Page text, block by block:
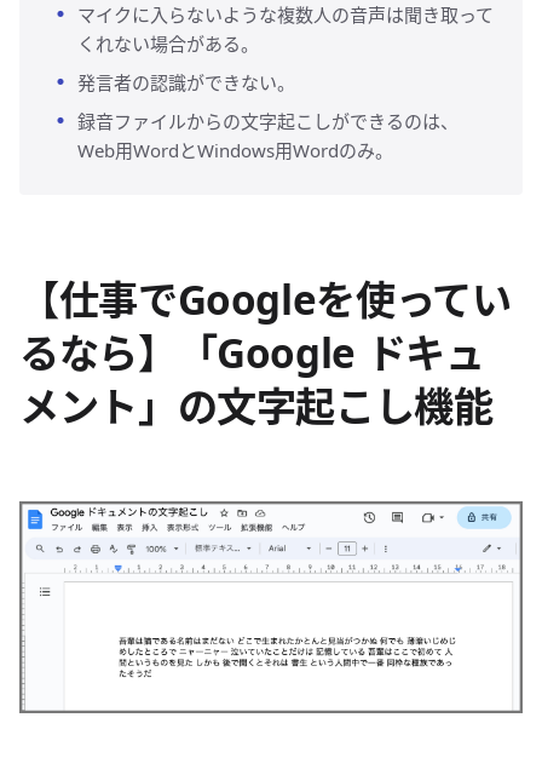
マイクに入らないような複数人の音声は聞き取って
くれない場合がある。
発言者の認識ができない。
録音ファイルからの文字起こしができるのは、
Web用WordとWindows用Wordのみ。
【仕事でGoogleを使ってい
るなら】「Google ドキュ
メント」の文字起こし機能